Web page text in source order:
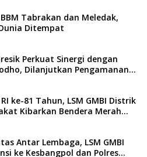
Tabrakan dan Meledak,
Ditempat
Perkuat Sinergi dengan
Dilanjutkan Pengamanan
Anak Yatim
ke-81 Tahun, LSM GMBI Distrik
Kibarkan Bendera Merah
Antar Lembaga, LSM GMBI
ke Kesbangpol dan Polres